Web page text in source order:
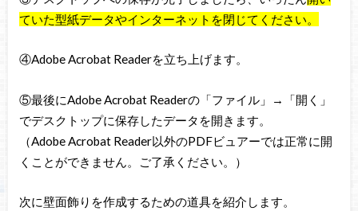
ていた型紙データやインターネットを閉じてください。
④Adobe Acrobat Readerを立ち上げます。
⑤最後にAdobe Acrobat Readerの「ファイル」→「開く」
でデスクトップに保存したデータを開きます。
（Adobe Acrobat Reader以外のPDFビュアーでは正常に開
くことができません。ご了承ください。）
次に壁面飾りを作成するための道具を紹介します。